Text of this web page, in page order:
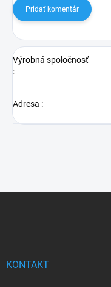
Pridať komentár
Výrobná spoločnosť
:
Adresa :
KONTAKT